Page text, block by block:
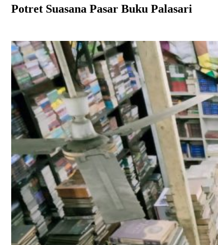
Potret Suasana Pasar Buku Palasari